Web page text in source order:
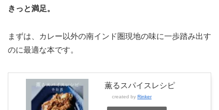
きっと満足。
まずは、カレー以外の南インド圏現地の味に一歩踏み出す
のに最適な本です。
薫るスパイスレシピ
created by Rinker